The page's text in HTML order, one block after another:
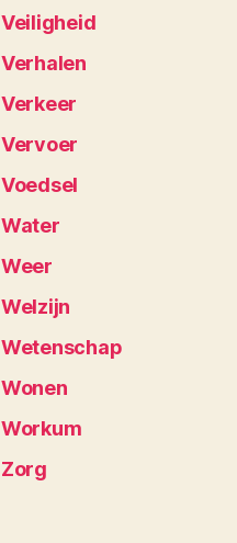
Veiligheid
Verhalen
Verkeer
Vervoer
Voedsel
Water
Weer
Welzijn
Wetenschap
Wonen
Workum
Zorg